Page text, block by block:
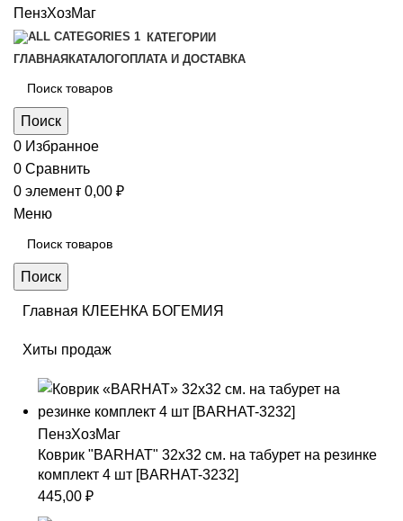
КАТЕГОРИИ
ГЛАВНАЯ КАТАЛОГОПЛАТА И ДОСТАВКА
Поиск
0 Избранное
0 Сравнить
0 элемент 0,00 ₽
Меню
Поиск
Главная КЛЕЕНКА БОГЕМИЯ
Хиты продаж
Коврик "BARHAT" 32х32 см. на табурет на резинке
комплект 4 шт [BARHAT-3232]
445,00 ₽